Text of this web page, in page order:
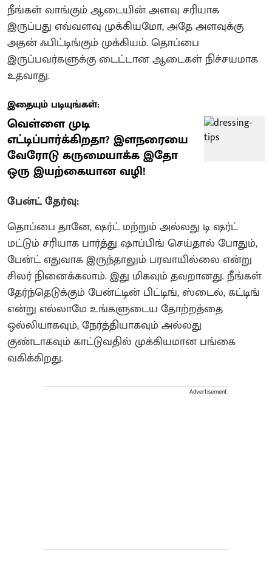
நீங்கள் வாங்கும் ஆடையின் அளவு சரியாக
இருப்பது எவ்வளவு முக்கியமோ, அதே அளவுக்கு
அதன் ஃபிட்டிங்கும் முக்கியம். தொப்பை
இருப்பவர்களுக்கு டைட்டான ஆடைகள் நிச்சயமாக
உதவாது.
இதையும் படியுங்கள்:
வெள்ளை முடி
எட்டிப்பார்க்கிறதா? இளநரையை
வேரோடு கருமையாக்க இதோ
ஒரு இயற்கையான வழி!
பேன்ட் தேர்வு:
தொப்பை தானே, ஷர்ட் மற்றும் அல்லது டி ஷர்ட்
மட்டும் சரியாக பார்த்து ஷாப்பிங் செய்தால் போதும்,
பேன்ட் எதுவாக இருந்தாலும் பரவாயில்லை என்று
சிலர் நினைக்கலாம். இது மிகவும் தவறானது. நீங்கள்
தேர்ந்தெடுக்கும் பேன்ட்டின் பிட்டிங், ஸ்டைல், கட்டிங்
என்று எல்லாமே உங்களுடைய தோற்றத்தை
ஒல்லியாகவும், நேர்த்தியாகவும் அல்லது
குண்டாகவும் காட்டுவதில் முக்கியமான பங்கை
வகிக்கிறது.
Advertisement